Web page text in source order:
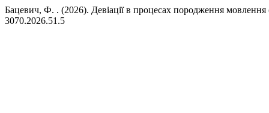
Бацевич, Ф. . (2026). Девіації в процесах породження мовлення
3070.2026.51.5